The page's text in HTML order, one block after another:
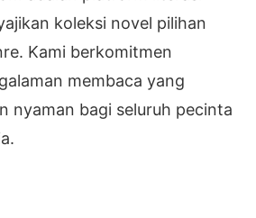
koleksi novel pilihan
Kami berkomitmen
membaca yang
nyaman bagi seluruh pecinta